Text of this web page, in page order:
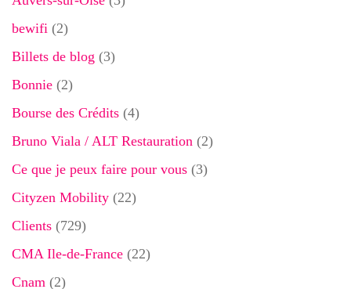
bewifi (2)
Billets de blog (3)
Bonnie (2)
Bourse des Crédits (4)
Bruno Viala / ALT Restauration (2)
Ce que je peux faire pour vous (3)
Cityzen Mobility (22)
Clients (729)
CMA Ile-de-France (22)
Cnam (2)